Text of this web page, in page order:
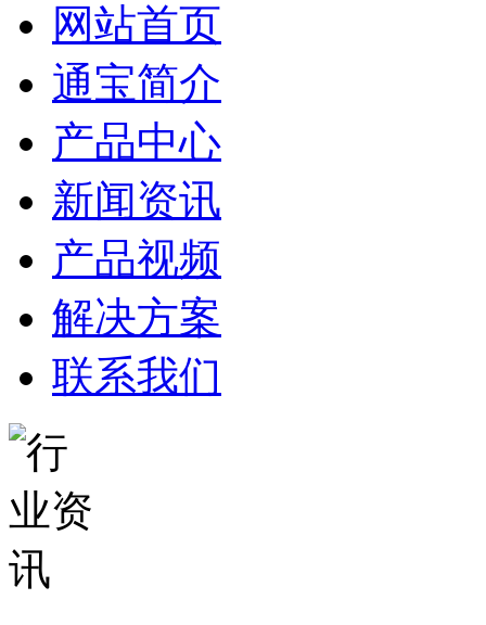
网站首页
通宝简介
产品中心
新闻资讯
产品视频
解决方案
联系我们